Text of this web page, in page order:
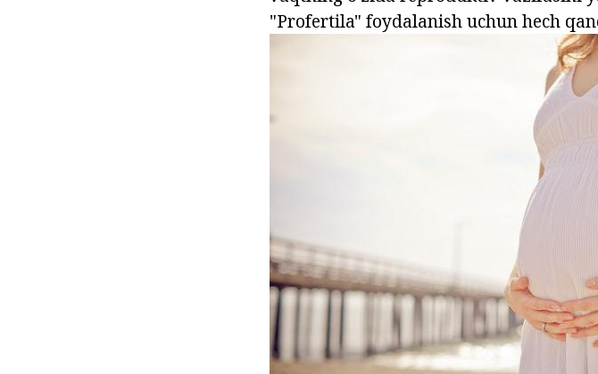
"Profertila" foydalanish uchun hech